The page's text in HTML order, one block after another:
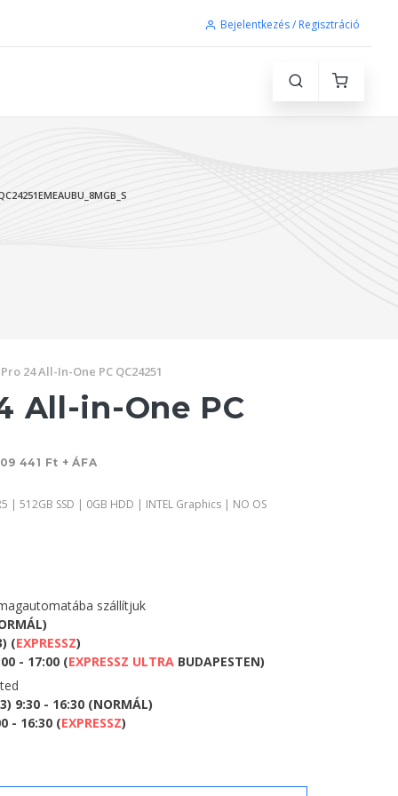
Bejelentkezés / Regisztráció
Pro 24 All-In-One PC QC24251
All-in-One PC
441 Ft + ÁFA
| 512GB SSD | 0GB HDD | INTEL Graphics | NO OS
szállítjuk
(EXPRESSZ)
- 17:00 (EXPRESSZ ULTRA BUDAPESTEN)
9:30 - 16:30 (NORMÁL)
- 16:30 (EXPRESSZ)